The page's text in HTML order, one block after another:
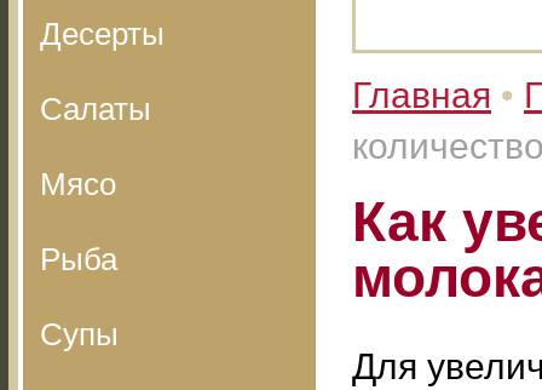
Десерты
Салаты
Мясо
Рыба
Супы
Главная •
Как
Для